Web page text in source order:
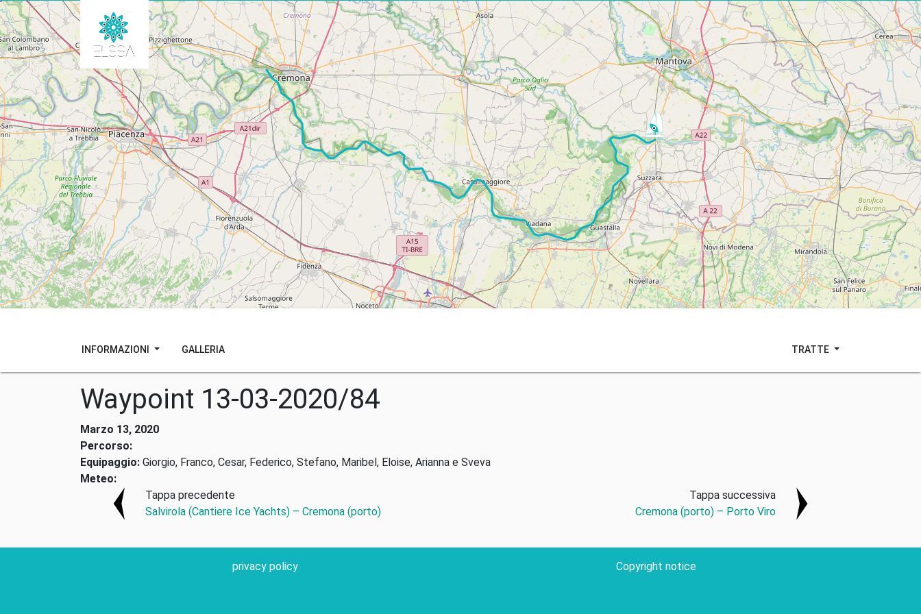
INFORMAZIONI GALLERIA TRATTE
Waypoint 13-03-2020/84
Marzo 13, 2020
Percorso:
Equipaggio: Giorgio, Franco, Cesar, Federico, Stefano, Maribel, Eloise, Arianna e Sveva
Meteo:
Tappa precedente
Salvirola (Cantiere Ice Yachts) – Cremona (porto)
Tappa successiva
Cremona (porto) – Porto Viro
privacy policy Copyright notice